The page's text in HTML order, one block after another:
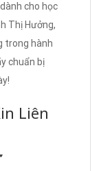
cho học
Thị Hưởng,
trong hành
chuẩn bị
Liên